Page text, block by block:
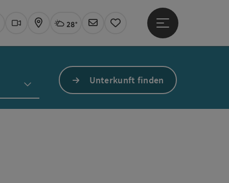
Webcams
KarteAktuelles Wetter Linz, wolkig
28°
Newsletter
Merkzettel
Hauptmenü öffnen
Unterkunft finden